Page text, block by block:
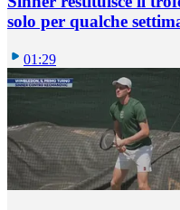
solo per qualche
01:29